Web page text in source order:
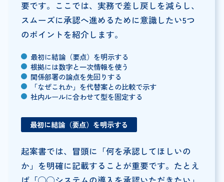
要です。ここでは、実務で差し戻しを減らし、
スムーズに承認へ進めるために意識したい5つ
のポイントを紹介します。
最初に結論（要点）を明示する
根拠には数字と一次情報を使う
関係部署の論点を先回りする
「なぜこれか」を代替案との比較で示す
社内ルールに合わせて型を固定する
最初に結論（要点）を明示する
起案書では、冒頭に「何を承認してほしいの
か」を明確に記載することが重要です。たとえ